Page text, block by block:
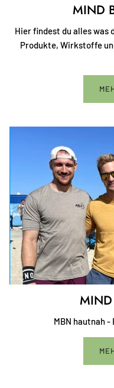
MIND
Hier findest du alles was
Produkte, Wirkstoffe
MIND
MBN hautnah